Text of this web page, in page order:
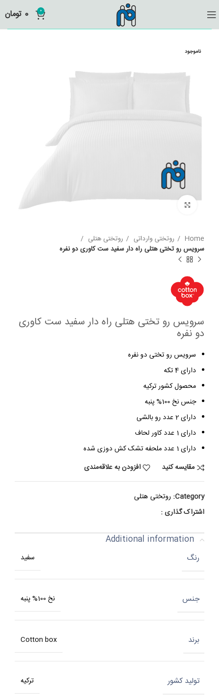
0
0 تومان
ناموجود
Home روتختی وارداتی
روتختی هتلی
سرویس رو تختی هتلی راه دار سفید ست کاوری دو نفره
سرویس رو تختی هتلی راه دار سفید ست کاوری
دو نفره
سرویس رو تختی دو نفره
دارای 4 تکه
محصول کشور ترکیه
جنس نخ 100% پنبه
دارای 2 عدد رو بالشی
دارای 1 عدد کاور لحاف
دارای 1 عدد ملحفه تشک کش دوزی شده
مقایسه کنید
افزودن به علاقه‌مندی
Category: روتختی هتلی
اشتراک گذاری :
Additional information
رنگ سفید
جنس نخ 100% پنبه
برند Cotton box
تولید کشور ترکیه